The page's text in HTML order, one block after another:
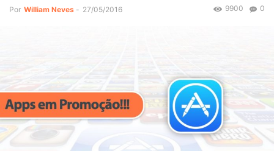
Por William Neves - 27/05/2016 0
9900